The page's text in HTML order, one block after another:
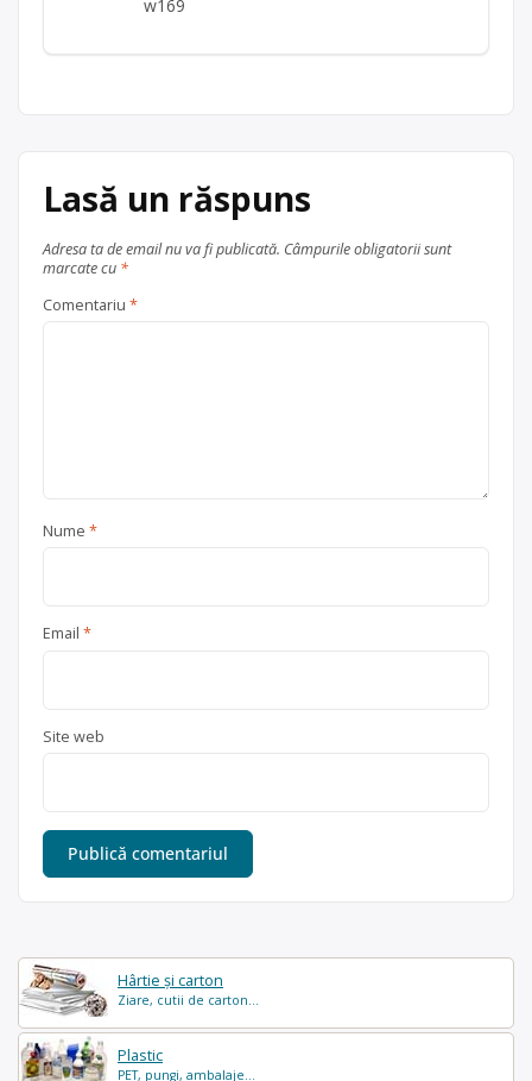
Hârtie și carton
Ziare, cutii de carton...
Plastic
PET, pungi, ambalaje...
w169
Lasă un răspuns
Adresa ta de email nu va fi publicată. Câmpurile obligatorii sunt
marcate cu *
Comentariu *
Nume *
Email *
Site web